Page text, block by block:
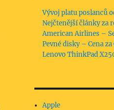
Vývoj platu poslanců
Nejčtenější články za
American Airlines –
Pevné disky – Cena
Lenovo ThinkPad
Apple